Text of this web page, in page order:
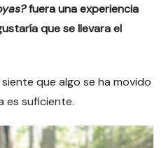
fuera una experiencia
que se llevara el
que algo se ha movido
es suficiente.